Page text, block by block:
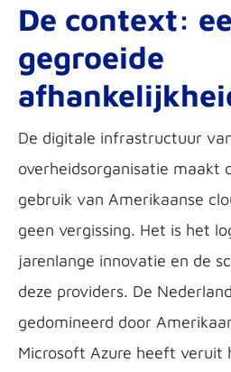
De context:
gegroeide
De digitale infrastructuur
overheidsorganisatie maakt
gebruik van Amerikaanse
geen vergissing. Het is het
jarenlange innovatie en de
deze providers. De
gedomineerd door
Microsoft Azure heeft veruit